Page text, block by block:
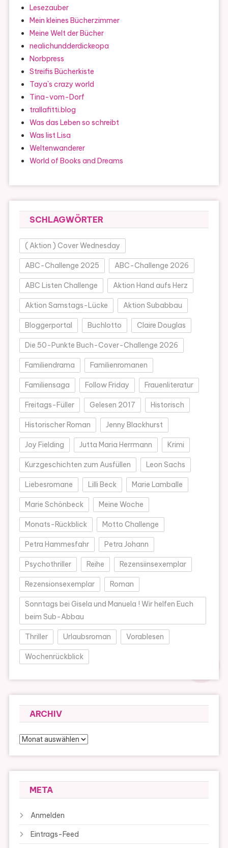
Lesezauber
Mein kleines Bücherzimmer
Meine Welt der Bücher
nealichundderdickeopa
Norbpress
Streifis Bücherkiste
Taya`s crazy world
Tina-vom-Dorf
trallafitti.blog
Was das Leben so schreibt
Was list Lisa
Weltenwanderer
World of Books and Dreams
SCHLAGWÖRTER
( Aktion ) Cover Wednesday
ABC-Challenge 2025 ABC-Challenge 2026
ABC Listen Challenge Aktion Hand aufs Herz
Aktion Samstags-Lücke Aktion Subabbau
Bloggerportal Buchlotto Claire Douglas
Die 50-Punkte Buch-Cover-Challenge 2026
Familiendrama Familienromanen
Familiensaga Follow Friday Frauenliteratur
Freitags-Füller Gelesen 2017 Historisch
Historischer Roman Jenny Blackhurst
Joy Fielding Jutta Maria Herrmann Krimi
Kurzgeschichten zum Ausfüllen Leon Sachs
Liebesromane Lilli Beck Marie Lamballe
Marie Schönbeck Meine Woche
Monats-Rückblick Motto Challenge
Petra Hammesfahr Petra Johann
Psychothriller Reihe Rezensiinsexemplar
Rezensionsexemplar Roman
Sonntags bei Gisela und Manuela ! Wir helfen Euch
beim Sub-Abbau
Thriller Urlaubsroman Vorablesen
Wochenrückblick
ARCHIV
Archiv
META
Anmelden
Eintrags-Feed